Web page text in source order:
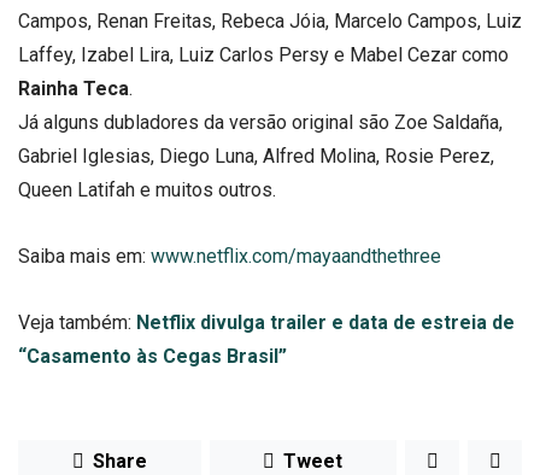
Campos, Renan Freitas, Rebeca Jóia, Marcelo Campos, Luiz
Laffey, Izabel Lira, Luiz Carlos Persy e Mabel Cezar como
Rainha Teca.
Já alguns dubladores da versão original são Zoe Saldaña,
Gabriel Iglesias, Diego Luna, Alfred Molina, Rosie Perez,
Queen Latifah e muitos outros.
Saiba mais em: www.netflix.com/mayaandthethree
Veja também: Netflix divulga trailer e data de estreia de
“Casamento às Cegas Brasil”
Share Tweet